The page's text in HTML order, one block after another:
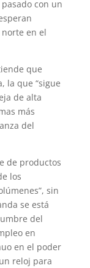
con un
en el
que
la que “sigue
de alta
más
del
de productos
los
sin
se está
del
en
en el poder
reloj para